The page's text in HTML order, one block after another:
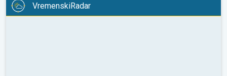
VremenskiRadar